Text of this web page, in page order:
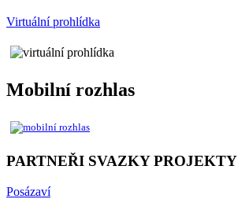
Virtuální prohlídka
Mobilní rozhlas
PARTNEŘI SVAZKY PROJEKTY
Posázaví